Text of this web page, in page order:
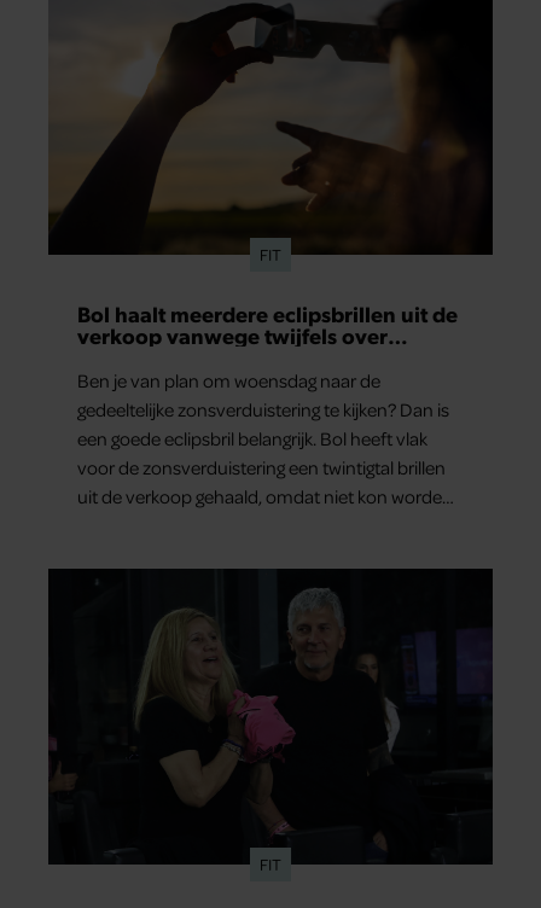
FIT
Bol haalt meerdere eclipsbrillen uit de
verkoop vanwege twijfels over
Ben je van plan om woensdag naar de
gedeeltelijke zonsverduistering te kijken? Dan is
een goede eclipsbril belangrijk. Bol heeft vlak
voor de zonsverduistering een twintigtal brillen
uit de verkoop gehaald, omdat niet kon worden
FIT